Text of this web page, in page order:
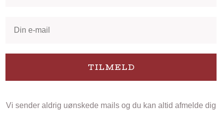
TILMELD
Vi sender aldrig uønskede mails og du kan altid afmelde dig